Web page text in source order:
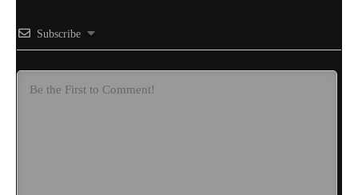
Subscribe